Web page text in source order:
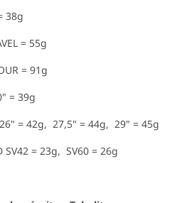
38g
= 55g
= 91g
= 39g
= 42g, 27,5" = 44g, 29" = 45g
SV42 = 23g, SV60 = 26g